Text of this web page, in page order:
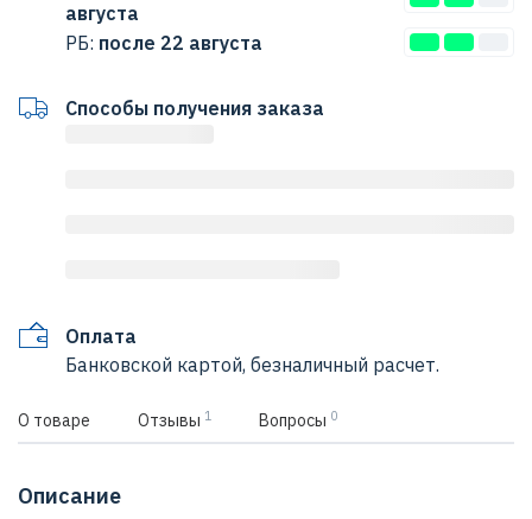
августа
РБ: после 22 августа
Способы получения заказа
Оплата
Банковской картой, безналичный расчет.
О товаре Отзывы 1 Вопросы 0
Описание